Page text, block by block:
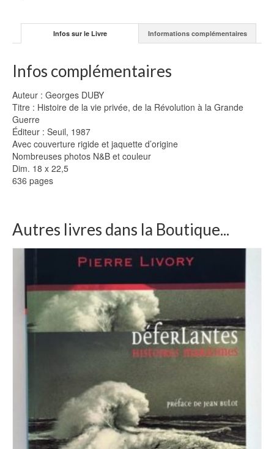
Infos sur le Livre Informations complémentaires
Infos complémentaires
Auteur : Georges DUBY
Titre : Histoire de la vie privée, de la Révolution à la Grande
Guerre
Éditeur : Seuil, 1987
Avec couverture rigide et jaquette d’origine
Nombreuses photos N&B et couleur
Dim. 18 x 22,5
636 pages
Autres livres dans la Boutique...